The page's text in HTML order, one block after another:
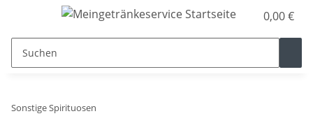
0,00 €
Sonstige Spirituosen